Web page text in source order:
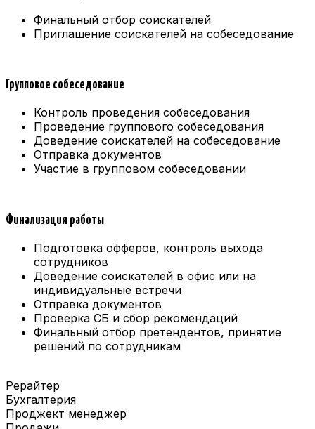
Финальный отбор соискателей
Приглашение соискателей на собеседование
Групповое собеседование
Контроль проведения собеседования
Проведение группового собеседования
Доведение соискателей на собеседование
Отправка документов
Участие в групповом собеседовании
Финализация работы
Подготовка офферов, контроль выхода
сотрудников
Доведение соискателей в офис или на
индивидуальные встречи
Отправка документов
Проверка СБ и сбор рекомендаций
Финальный отбор претендентов, принятие
решений по сотрудникам
Рерайтер
Бухгалтерия
Проджект менеджер